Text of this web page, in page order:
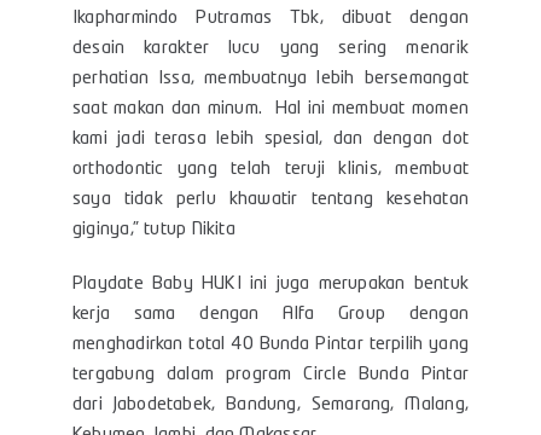
Ikapharmindo Putramas Tbk, dibuat dengan
desain karakter lucu yang sering menarik
perhatian Issa, membuatnya lebih bersemangat
saat makan dan minum. Hal ini membuat momen
kami jadi terasa lebih spesial, dan dengan dot
orthodontic yang telah teruji klinis, membuat
saya tidak perlu khawatir tentang kesehatan
giginya,” tutup Nikita
Playdate Baby HUKI ini juga merupakan bentuk
kerja sama dengan Alfa Group dengan
menghadirkan total 40 Bunda Pintar terpilih yang
tergabung dalam program Circle Bunda Pintar
dari Jabodetabek, Bandung, Semarang, Malang,